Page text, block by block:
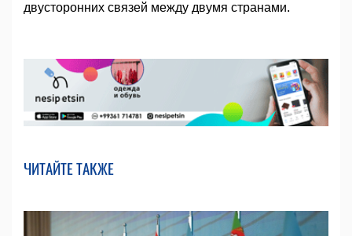
двусторонних связей между двумя странами.
ЧИТАЙТЕ ТАКЖЕ